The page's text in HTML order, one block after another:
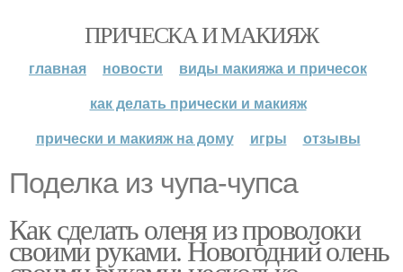
ПРИЧЕСКА И МАКИЯЖ
главная новости
виды макияжа и причесок
как делать прически и макияж
прически и макияж на дому
игры отзывы
Поделка из чупа-чупса
Как сделать оленя из проволоки
своими руками. Новогодний олень